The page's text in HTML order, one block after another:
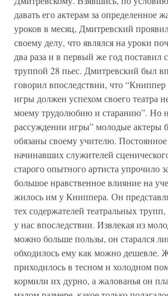
давать его актерам за определенное
уроков в месяц, Дмитревский
своему делу, что являлся на уроки
два раза и в первый же год поставил
труппой 28 пьес. Дмитревский был
говорил впоследствии, что
игры должен успехом своего театра
моему трудолюбию и старанию”. Но
рассуждении игры” молодые актеры
обязаны своему учителю.
начинавших служителей
старого опытного артиста упрочило
большое нравственное влияние на
жилось им у Книппера. Он
тех содержателей театральных
у нас впоследствии. Извлекая из
можно больше пользы, он старался
обходилось ему как можно дешевле.
приходилось в тесном и холодном
кормили их дурно, а жалованья он